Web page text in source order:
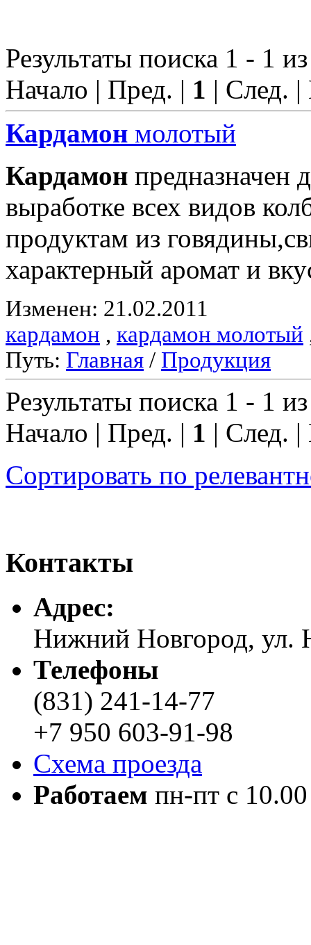
Результаты поиска 1 - 1
Начало | Пред. | 1 | След.
Кардамон молотый
Кардамон предназначен
выработке всех видов
продуктам из
характерный аромат и
Изменен: 21.02.2011
кардамон , кардамон молотый
Путь: Главная / Продукция
Результаты поиска 1 - 1
Начало | Пред. | 1 | След.
Сортировать по
Контакты
Адреc:
Нижний Новгород, ул.
Телефоны
(831) 241-14-77
+7 950 603-91-98
Схема проезда
Работаем пн-пт с